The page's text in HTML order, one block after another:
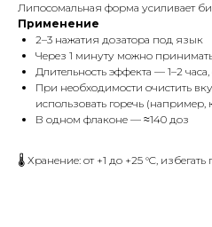
Липосомальная форма усиливает
Применение
2–3 нажатия дозатора под язык
Через 1 минуту можно
Длительность эффекта — 1–2
При необходимости очистить
использовать горечь (например,
В одном флаконе — ≈140 доз
🌡️ Хранение: от +1 до +25 °C, избегать